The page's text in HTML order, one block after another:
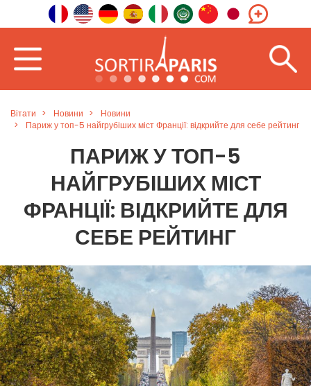
Вітати Новини
Новини
Париж у топ-5 найгрубіших міст Франції: відкрийте для себе рейтинг
ПАРИЖ У ТОП-5
НАЙГРУБІШИХ МІСТ
ФРАНЦІЇ: ВІДКРИЙТЕ ДЛЯ
СЕБЕ РЕЙТИНГ